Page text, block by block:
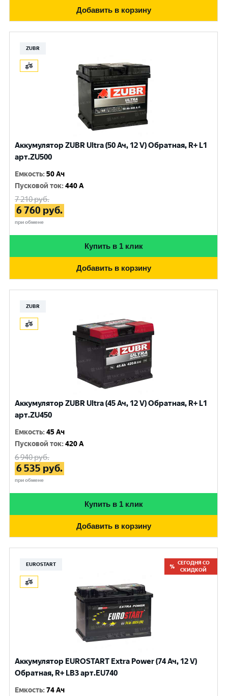
Добавить в корзину
ZUBR
Аккумулятор ZUBR Ultra (50 Ач, 12 V) Обратная, R+ L1
арт.ZU500
Емкость:50 Ач
Пусковой ток:440 A
7 210руб.
6 760 руб.
при обмене
Купить в 1 клик
Добавить в корзину
ZUBR
Аккумулятор ZUBR Ultra (45 Ач, 12 V) Обратная, R+ L1
арт.ZU450
Емкость:45 Ач
Пусковой ток:420 A
6 940руб.
6 535 руб.
при обмене
Купить в 1 клик
Добавить в корзину
EUROSTART
СЕГОДНЯ СО
СКИДКОЙ
Аккумулятор EUROSTART Extra Power (74 Ач, 12 V)
Обратная, R+ LB3 арт.EU740
Емкость:74 Ач